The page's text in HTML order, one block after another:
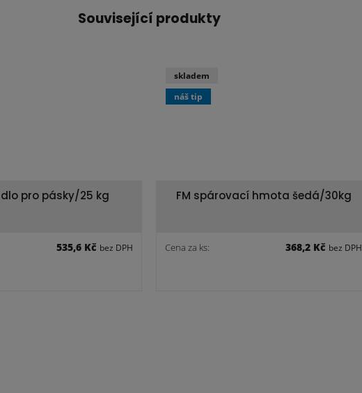
Související produkty
pro pásky/25 kg
535,6 Kč bez DPH
FM spárovací hmota šedá/30kg
Cena za ks: 368,2 Kč bez DPH
skladem
náš tip